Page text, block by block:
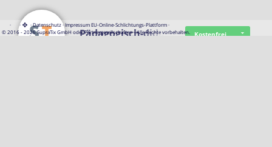
Pädagogisch-did… Kostenfrei
· · ·Datenschutz·Impressum EU-Online-Schlichtungs-Plattform·
© 2016 - 2026 SupraTix GmbH oder Partnergesellschaften - Alle Rechte vorbehalten.